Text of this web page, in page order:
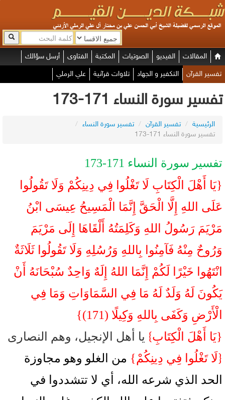
المقالات الفيديو الصوتيات المكتبة الفتاوى أرسل سؤالك
تفسير القرآن التكفير و الجهاد تلاوات قرآنية علي الرملي
تفسير سورة النساء 171-173
الرئيسية / تفسير القرآن / تفسير سورة النساء /
تفسير سورة النساء 171-173
تفسير سورة النساء 171-173
{يَا أَهْلَ الْكِتَابِ لَا تَغْلُوا فِي دِينِكُمْ وَلَا تَقُولُوا
عَلَى اللهِ إِلَّا الْحَقَّ إِنَّمَا الْمَسِيحُ عِيسَى ابْنُ
مَرْيَمَ رَسُولُ اللهِ وَكَلِمَتُهُ أَلْقَاهَا إِلَى مَرْيَمَ
وَرُوحٌ مِنْهُ فَآمِنُوا بِاللهِ وَرُسُلِهِ وَلَا تَقُولُوا ثَلَاثَةٌ
انْتَهُوا خَيْرًا لَكُمْ إِنَّمَا اللهُ إِلَهٌ وَاحِدٌ سُبْحَانَهُ أَنْ
يَكُونَ لَهُ وَلَدٌ لَهُ مَا فِي السَّمَاوَاتِ وَمَا فِي
الْأَرْضِ وَكَفَى بِاللهِ وَكِيلًا (171)}
{يَا أَهْلَ الْكِتَابِ} يا أهل الإنجيل، وهم النصارى
{لَا تَغْلُوا فِي دِينِكُمْ} من الغلو وهو مجاوزة
الحد الذي شرعه الله، أي لا تتشددوا في